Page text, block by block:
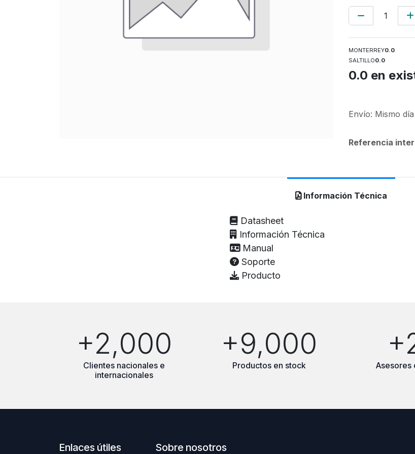
MONTERREY0.0
SALTILLO0.0
0.0 en
Envío: Mismo
Referencia
Información Técnica
Datasheet
Información Técnica
Manual
Soporte
Producto
+2,000
Clientes nacionales e
internacionales
+9,000
Productos en stock Asesores
Enlaces útiles Sobre nosotros